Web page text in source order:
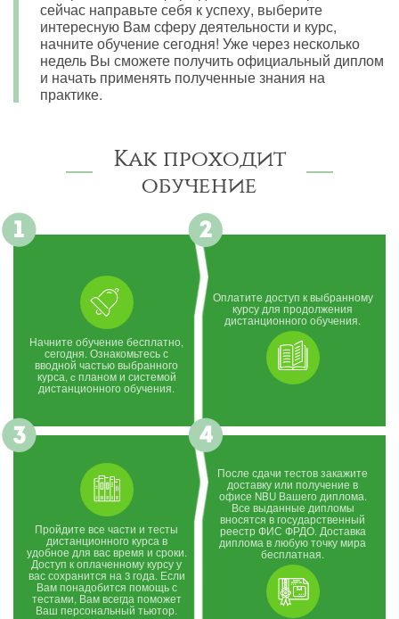
сейчас направьте себя к успеху, выберите
интересную Вам сферу деятельности и курс,
начните обучение сегодня! Уже через несколько
недель Вы сможете получить официальный диплом
и начать применять полученные знания на
практике.
Как проходит
обучение
Начните обучение бесплатно,
сегодня. Ознакомьтесь с
вводной частью выбранного
курса, c планом и системой
дистанционного обучения.
Оплатите доступ к выбранному
курсу для продолжения
дистанционного обучения.
Пройдите все части и тесты
дистанционного курса в
удобное для вас время и сроки.
Доступ к оплаченному курсу у
вас сохранится на 3 года. Если
Вам понадобится помощь с
тестами, Вам всегда поможет
Ваш персональный тьютор.
После сдачи тестов закажите
доставку или получение в
офисе NBU Вашего диплома.
Все выданные дипломы
вносятся в государственный
реестр ФИС ФРДО. Доставка
диплома в любую точку мира
бесплатная.